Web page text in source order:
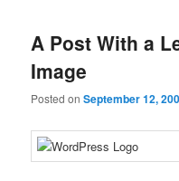
A Post With a
Image
Posted onSeptember 12,